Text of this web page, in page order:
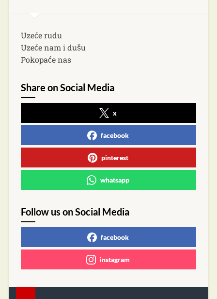
Uzeće rudu
Uzeće nam i dušu
Pokopaće nas
Share on Social Media
x
facebook
pinterest
whatsapp
Follow us on Social Media
facebook
instagram